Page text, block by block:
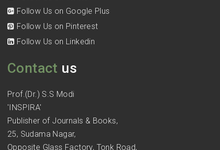
Follow Us on Google Plus
Follow Us on Pinterest
Follow Us on Linkedin
Contact us
Prof.(Dr.) S.S Modi
'INSPIRA'
Publisher of Journals & Books,
25, Sudama Nagar,
Opposite Glass Factory, Tonk Road,